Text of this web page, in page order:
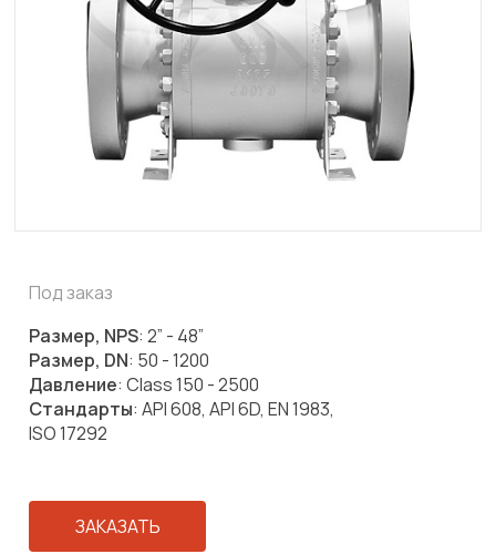
Под заказ
Размер, NPS: 2” - 48”
Размер, DN: 50 - 1200
Давление: Class 150 - 2500
Стандарты: API 608, API 6D, EN 1983,
ISO 17292
ЗАКАЗАТЬ